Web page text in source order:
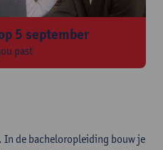
5 september
past
de bacheloropleiding bouw je